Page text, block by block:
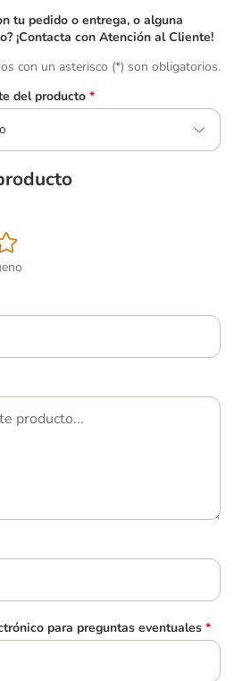
tu pedido o entrega, o alguna
¡Contacta con Atención al Cliente!
con un asterisco (*) son obligatorios.
del producto *
para preguntas eventuales *